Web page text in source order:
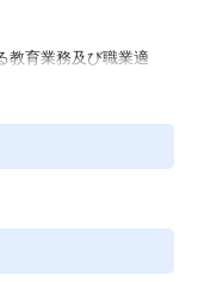
教育業務及び職業適
経営コンサルティン